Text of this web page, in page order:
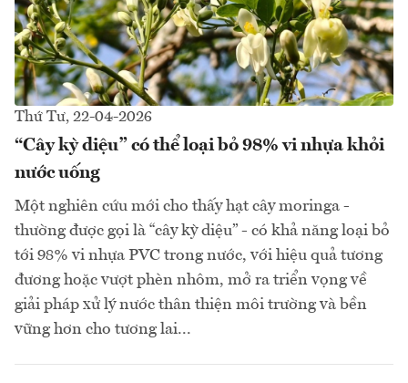
Thứ Tư, 22-04-2026
“Cây kỳ diệu” có thể loại bỏ 98% vi nhựa khỏi
nước uống
Một nghiên cứu mới cho thấy hạt cây moringa -
thường được gọi là “cây kỳ diệu” - có khả năng loại bỏ
tới 98% vi nhựa PVC trong nước, với hiệu quả tương
đương hoặc vượt phèn nhôm, mở ra triển vọng về
giải pháp xử lý nước thân thiện môi trường và bền
vững hơn cho tương lai...